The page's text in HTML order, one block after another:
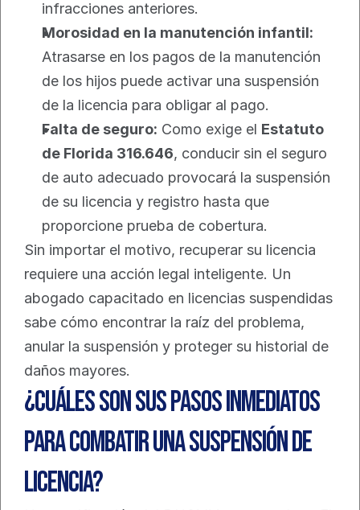
infracciones anteriores.
Morosidad en la manutención infantil:
Atrasarse en los pagos de la manutención
de los hijos puede activar una suspensión
de la licencia para obligar al pago.
Falta de seguro: Como exige el Estatuto
de Florida 316.646, conducir sin el seguro
de auto adecuado provocará la suspensión
de su licencia y registro hasta que
proporcione prueba de cobertura.
Sin importar el motivo, recuperar su licencia
requiere una acción legal inteligente. Un
abogado capacitado en licencias suspendidas
sabe cómo encontrar la raíz del problema,
anular la suspensión y proteger su historial de
daños mayores.
¿Cuáles son sus pasos inmediatos
para combatir una suspensión de
licencia?